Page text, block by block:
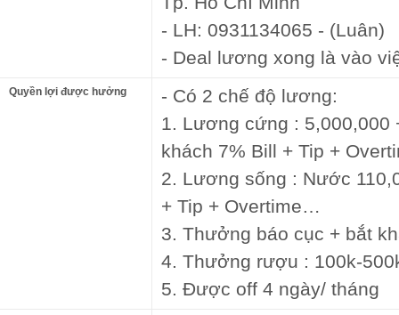
- LH: 0931134065 - (Luân)
- Deal lương xong là vào
Quyền lợi được hưởng
- Có 2 chế độ lương:
1. Lương cứng : 5,000,000
khách 7% Bill + Tip +
2. Lương sống : Nước
+ Tip + Overtime…
3. Thưởng báo cục + bắt
4. Thưởng rượu : 100k-
5. Được off 4 ngày/ tháng